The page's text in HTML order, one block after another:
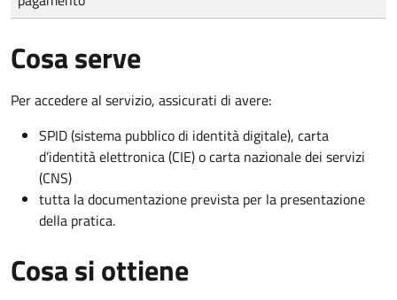
Cosa serve
Per accedere al servizio, assicurati di avere:
SPID (sistema pubblico di identità digitale), carta
d’identità elettronica (CIE) o carta nazionale dei servizi
(CNS)
tutta la documentazione prevista per la presentazione
della pratica.
Cosa si ottiene